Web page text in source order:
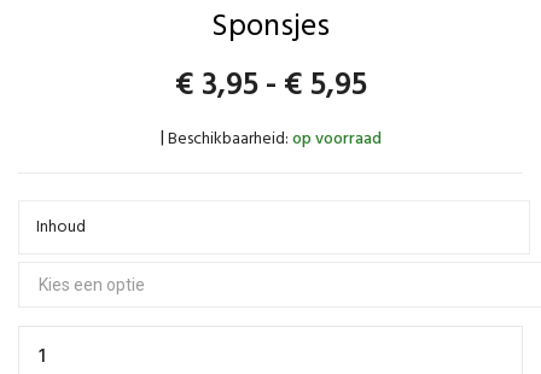
Sponsjes
€3,95-€5,95Prijsklasse:
€3,95
Beschikbaarheid:op voorraad
Inhoud